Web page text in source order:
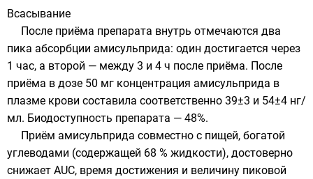
Всасывание
После приёма препарата внутрь отмечаются два
пика абсорбции амисульприда: один достигается через
1 час, а второй — между 3 и 4 ч после приёма. После
приёма в дозе 50 мг концентрация амисульприда в
плазме крови составила соответственно 39±3 и 54±4 нг/
мл. Биодоступность препарата — 48%.
Приём амисульприда совместно с пищей, богатой
углеводами (содержащей 68 % жидкости), достоверно
снижает AUC, время достижения и величину пиковой